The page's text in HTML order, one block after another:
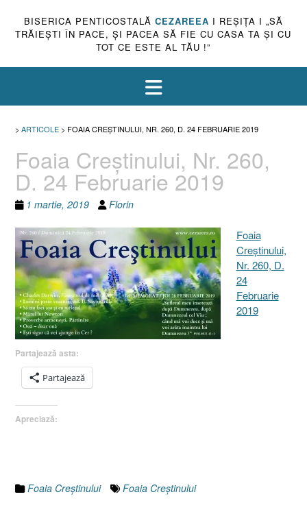
BISERICA PENTICOSTALĂ CEZAREEA I REŞIŢA I „SĂ
TRĂIEŞTI ÎN PACE, ŞI PACEA SĂ FIE CU CASA TA ŞI CU
TOT CE ESTE AL TĂU !”
> ARTICOLE > FOAIA CREŞTINULUI, NR. 260, D. 24 FEBRUARIE 2019
Foaia Creştinului, Nr. 260,
D. 24 Februarie 2019
1 martie, 2019 Florin
Foaia
Creştinului,
Nr. 260, D.
24
Februarie
2019
Partajează asta:
Partajează
Apreciază:
Foaia Creştinului Foaia Creştinului